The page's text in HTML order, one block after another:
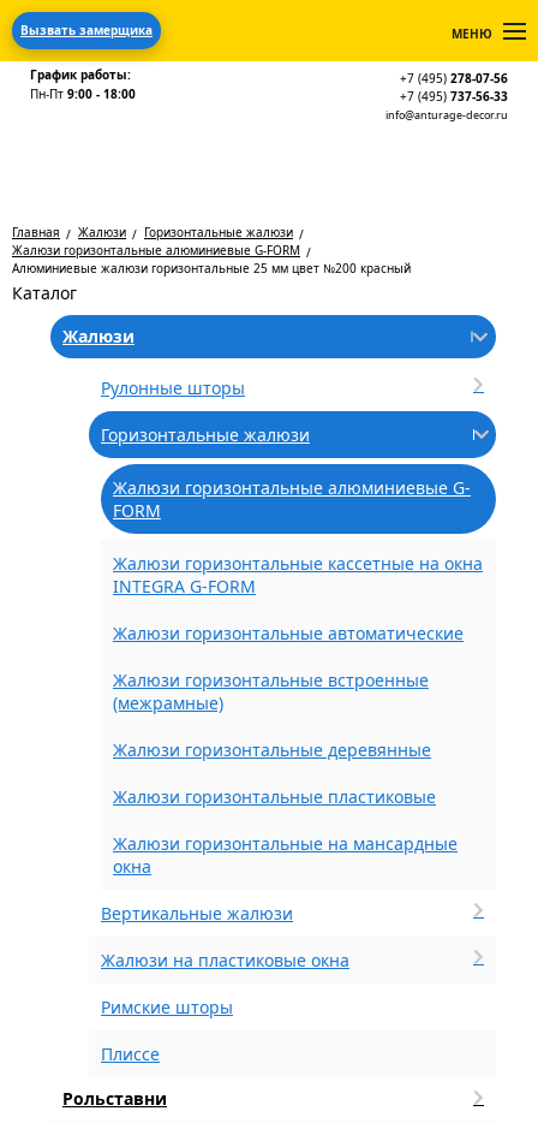
Вызвать замерщика МЕНЮ
График работы:
Пн-Пт 9:00 - 18:00
+7 (495) 278-07-56
+7 (495) 737-56-33
info@anturage-decor.ru
Главная Жалюзи
Горизонтальные жалюзи
Жалюзи горизонтальные алюминиевые G-FORM
Алюминиевые жалюзи горизонтальные 25 мм цвет №200 красный
Каталог
Жалюзи
Рулонные шторы
Горизонтальные жалюзи
Жалюзи горизонтальные алюминиевые G-
FORM
Жалюзи горизонтальные кассетные на окна
INTEGRA G-FORM
Жалюзи горизонтальные автоматические
Жалюзи горизонтальные встроенные
(межрамные)
Жалюзи горизонтальные деревянные
Жалюзи горизонтальные пластиковые
Жалюзи горизонтальные на мансардные
окна
Вертикальные жалюзи
Жалюзи на пластиковые окна
Римские шторы
Плиссе
Рольставни